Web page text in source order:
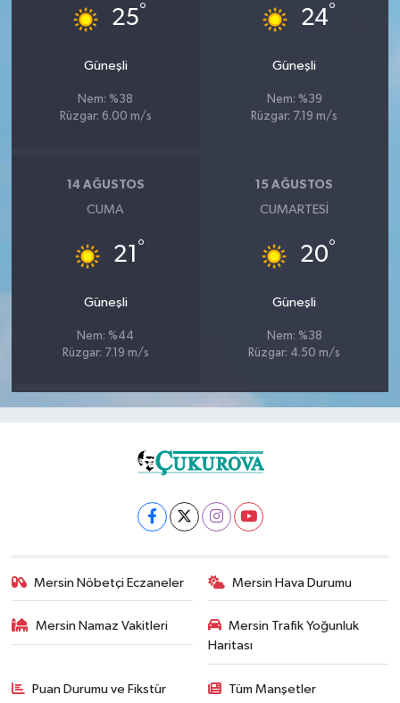
25°
Güneşli
Nem: %38
Rüzgar: 6.00 m/s
24°
Güneşli
Nem: %39
Rüzgar: 7.19 m/s
14 AĞUSTOS
CUMA
21 °
Güneşli
Nem: %44
Rüzgar: 7.19 m/s
15 AĞUSTOS
CUMARTESI
20°
Güneşli
Nem: %38
Rüzgar: 4.50 m/s
Mersin Nöbetçi Eczaneler Mersin Hava Durumu
Mersin Namaz Vakitleri
Mersin Trafik Yoğunluk
Haritası
Puan Durumu ve Fikstür Tüm Manşetler